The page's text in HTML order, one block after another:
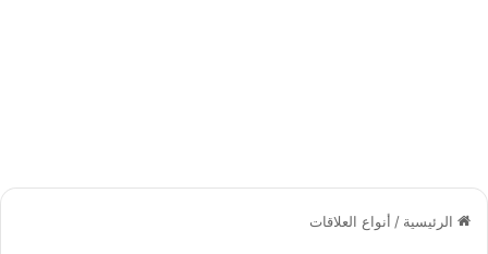
الرئيسية / أنواع العلاقات